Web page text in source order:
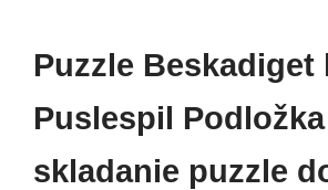
Puzzle Beskadiget
Puslespil
skladanie puzzle